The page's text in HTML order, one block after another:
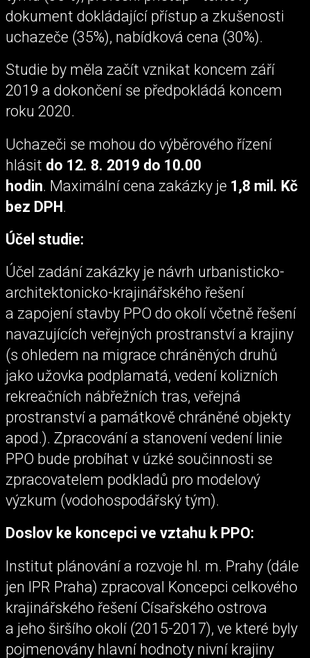
dokument dokládající přístup a zkušenosti
uchazeče (35%), nabídková cena (30%).
Studie by měla začít vznikat koncem září
2019 a dokončení se předpokládá koncem
roku 2020.
Uchazeči se mohou do výběrového řízení
hlásit do 12. 8. 2019 do 10.00
hodin. Maximální cena zakázky je 1,8 mil. Kč
bez DPH.
Účel studie:
Účel zadání zakázky je návrh urbanisticko-
architektonicko-krajinářského řešení
a zapojení stavby PPO do okolí včetně řešení
navazujících veřejných prostranství a krajiny
(s ohledem na migrace chráněných druhů
jako užovka podplamatá, vedení kolizních
rekreačních nábřežních tras, veřejná
prostranství a památkově chráněné objekty
apod.). Zpracování a stanovení vedení linie
PPO bude probíhat v úzké součinnosti se
zpracovatelem podkladů pro modelový
výzkum (vodohospodářský tým).
Doslov ke koncepci ve vztahu k PPO:
Institut plánování a rozvoje hl. m. Prahy (dále
jen IPR Praha) zpracoval Koncepci celkového
krajinářského řešení Císařského ostrova
a jeho širšího okolí (2015-2017), ve které byly
pojmenovány hlavní hodnoty nivní krajiny